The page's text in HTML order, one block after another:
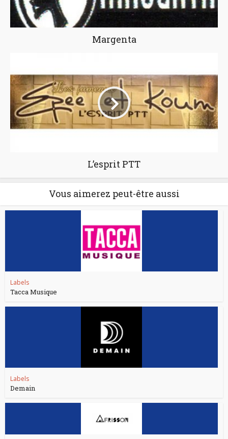
Margenta
L’esprit PTT
Vous aimerez peut-être aussi
Labels
Tacca Musique
Labels
Demain